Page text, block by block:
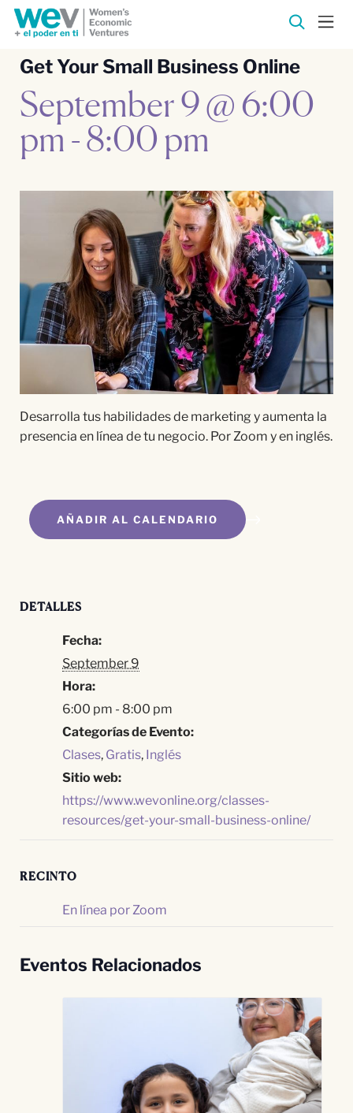
Get Your Small Business Online
September 9 @ 6:00
pm -8:00 pm
Desarrolla tus habilidades de marketing y aumenta la
presencia en línea de tu negocio. Por Zoom y en inglés.
AÑADIR AL CALENDARIO
DETALLES
Fecha:
September 9
Hora:
6:00 pm - 8:00 pm
Categorías de Evento:
Clases, Gratis, Inglés
Sitio web:
https://www.wevonline.org/classes-
resources/get-your-small-business-online/
RECINTO
En línea por Zoom
Eventos Relacionados